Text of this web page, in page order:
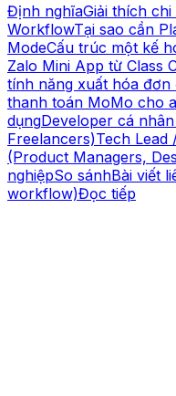
Định nghĩaGiải thích chi
WorkflowTại sao cần
ModeCấu trúc một kế
Zalo Mini App từ Class
tính năng xuất hóa đơn
thanh toán MoMo cho
dụngDeveloper cá
Freelancers)Tech Lead
(Product Managers,
nghiệpSo sánhBài viết
workflow)Đọc tiếp